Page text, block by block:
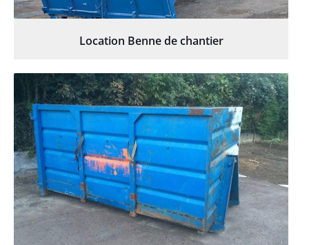
Location Benne de chantier